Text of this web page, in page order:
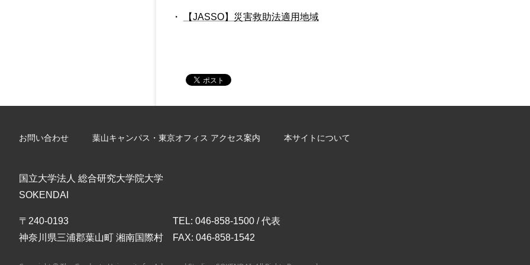
・ 【JASSO】災害救助法適用地域
お問い合わせ 葉山キャンパス・東京オフィス アクセス案内 本サイトについて
国立大学法人 総合研究大学院大学
SOKENDAI
〒240-0193
神奈川県三浦郡葉山町 湘南国際村
TEL: 046-858-1500 / 代表
FAX: 046-858-1542